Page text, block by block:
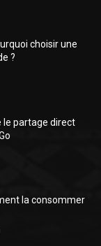
choisir une
?
le partage direct
la consommer